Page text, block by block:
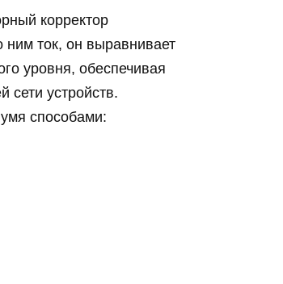
корректор
ток, он выравнивает
уровня, обеспечивая
сети устройств.
способами: